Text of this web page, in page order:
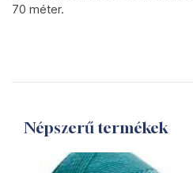
70 méter.
Népszerű termékek